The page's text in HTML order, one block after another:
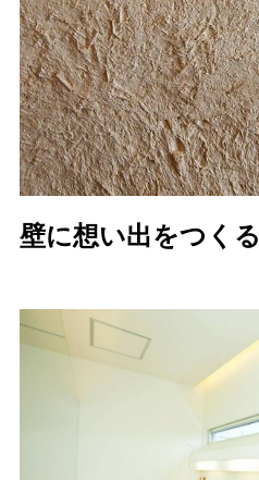
壁に想い出をつくる